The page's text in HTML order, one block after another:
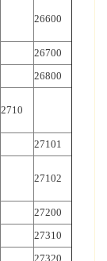
26600
26700
26800
2710
27101
27102
27200
27310
27320